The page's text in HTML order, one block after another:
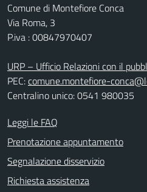
Comune di Montefiore Conca
Via Roma, 3
P.iva : 00847970407
URP – Ufficio Relazioni con il
PEC:comune.montefiore-
Centralino unico: 0541 980035
Leggi le FAQ
Prenotazione appuntamento
Segnalazione disservizio
Richiesta assistenza